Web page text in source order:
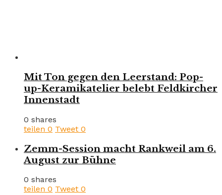
Mit Ton gegen den Leerstand: Pop-
up-Keramikatelier belebt Feldkircher
Innenstadt
0 shares
teilen 0 Tweet 0
Zemm-Session macht Rankweil am 6.
August zur Bühne
0 shares
teilen 0 Tweet 0